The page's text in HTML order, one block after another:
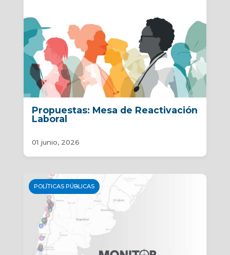
Propuestas: Mesa de Reactivación
Laboral
01 junio, 2026
POLÍTICAS PÚBLICAS